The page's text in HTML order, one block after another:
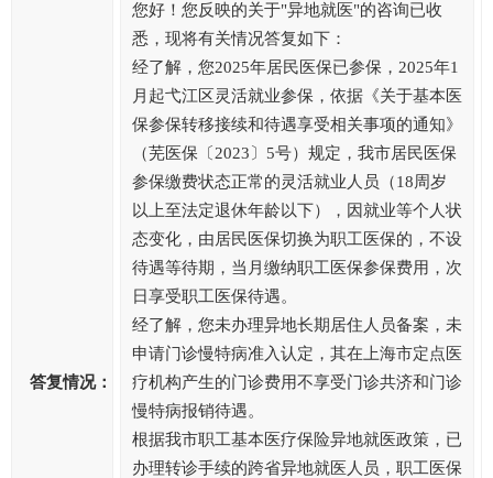
答复情况：
您好！您反映的关于"异地就医"的咨询已收
悉，现将有关情况答复如下：
经了解，您2025年居民医保已参保，2025年1
月起弋江区灵活就业参保，依据《关于基本医
保参保转移接续和待遇享受相关事项的通知》
（芜医保〔2023〕5号）规定，我市居民医保
参保缴费状态正常的灵活就业人员（18周岁
以上至法定退休年龄以下），因就业等个人状
态变化，由居民医保切换为职工医保的，不设
待遇等待期，当月缴纳职工医保参保费用，次
日享受职工医保待遇。
经了解，您未办理异地长期居住人员备案，未
申请门诊慢特病准入认定，其在上海市定点医
疗机构产生的门诊费用不享受门诊共济和门诊
慢特病报销待遇。
根据我市职工基本医疗保险异地就医政策，已
办理转诊手续的跨省异地就医人员，职工医保